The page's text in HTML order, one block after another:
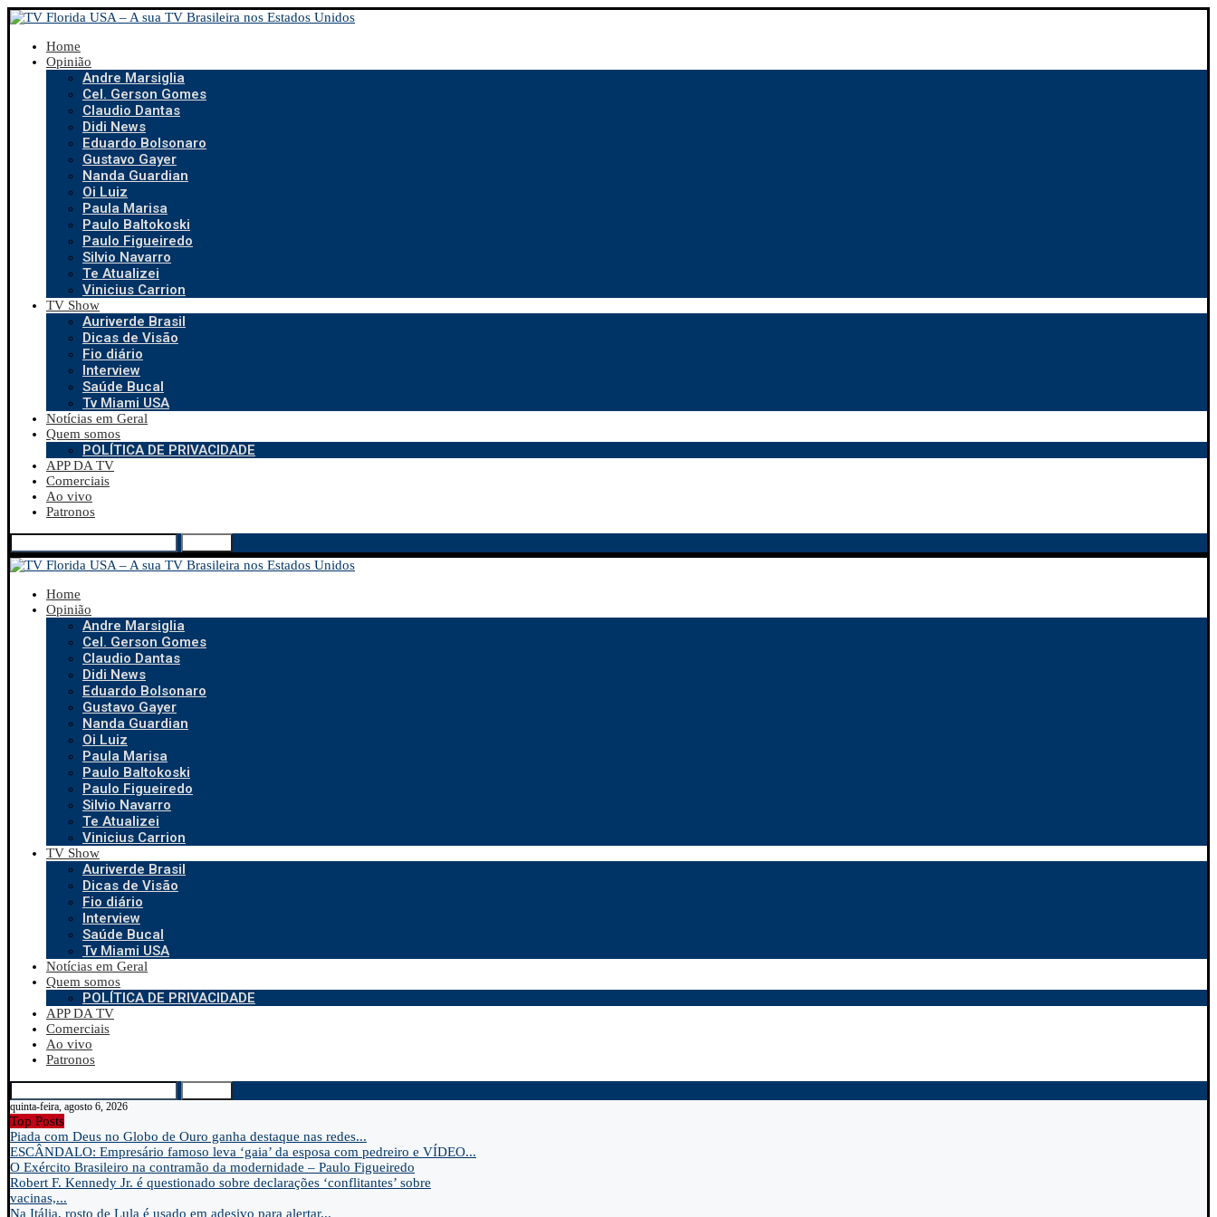
Home
Opinião
Andre Marsiglia
Cel. Gerson Gomes
Claudio Dantas
Didi News
Eduardo Bolsonaro
Gustavo Gayer
Nanda Guardian
Oi Luiz
Paula Marisa
Paulo Baltokoski
Paulo Figueiredo
Silvio Navarro
Te Atualizei
Vinicius Carrion
TV Show
Auriverde Brasil
Dicas de Visão
Fio diário
Interview
Saúde Bucal
Tv Miami USA
Notícias em Geral
Quem somos
POLÍTICA DE PRIVACIDADE
APP DA TV
Comerciais
Ao vivo
Patronos
Home
Opinião
Andre Marsiglia
Cel. Gerson Gomes
Claudio Dantas
Didi News
Eduardo Bolsonaro
Gustavo Gayer
Nanda Guardian
Oi Luiz
Paula Marisa
Paulo Baltokoski
Paulo Figueiredo
Silvio Navarro
Te Atualizei
Vinicius Carrion
TV Show
Auriverde Brasil
Dicas de Visão
Fio diário
Interview
Saúde Bucal
Tv Miami USA
Notícias em Geral
Quem somos
POLÍTICA DE PRIVACIDADE
APP DA TV
Comerciais
Ao vivo
Patronos
quinta-feira, agosto 6, 2026
Top Posts
Piada com Deus no Globo de Ouro ganha destaque nas redes...
ESCÂNDALO: Empresário famoso leva ‘gaia’ da esposa com pedreiro e VÍDEO...
O Exército Brasileiro na contramão da modernidade – Paulo Figueiredo
Robert F. Kennedy Jr. é questionado sobre declarações ‘conflitantes’ sobre
vacinas,...
Na Itália, rosto de Lula é usado em adesivo para alertar...